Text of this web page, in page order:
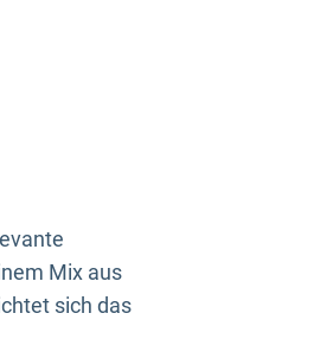
Mix aus
sich das